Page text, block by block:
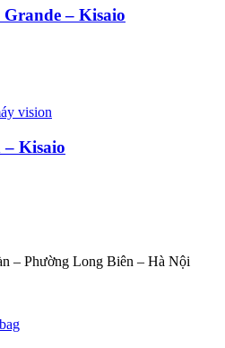
Grande – Kisaio
– Kisaio
– Phường Long Biên – Hà Nội